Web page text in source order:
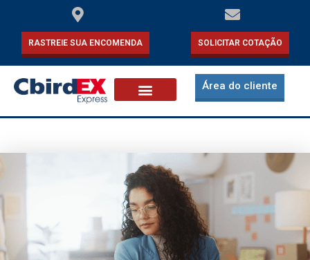
RASTREIE SUA ENCOMENDA SOLICITAR COTAÇÃO
Área do cliente